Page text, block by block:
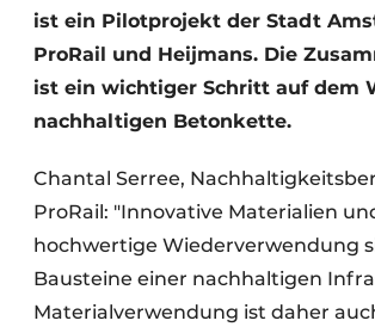
ist ein Pilotprojekt der Stadt
ProRail und Heijmans. Die
ist ein wichtiger Schritt auf dem
nachhaltigen Betonkette.
Chantal Serree,
ProRail: "Innovative Materialien
hochwertige Wiederverwendung
Bausteine einer nachhaltigen
Materialverwendung ist daher